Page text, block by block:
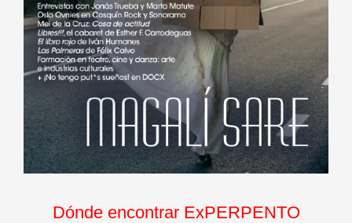
Dónde encontrar ExPERPENTO